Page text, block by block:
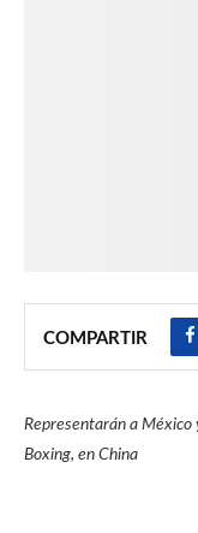
COMPARTIR
Representarán a México
Boxing, en China